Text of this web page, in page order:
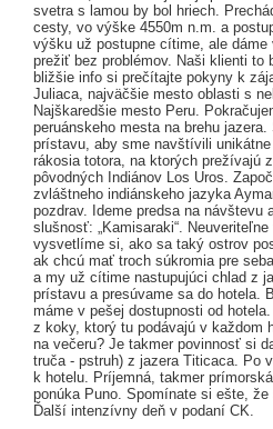
svetra s lamou by bol hriech.
cesty, vo výške 4550m n.m. a
výšku už postupne cítime, ale dáme
prežiť bez problémov. Naši klienti
bližšie info si prečítajte pokyny k
Juliaca, najväčšie mesto oblasti s
Najškaredšie mesto Peru.
peruánskeho mesta na brehu
prístavu, aby sme navštívili
rákosia totora, na ktorých prežívajú
pôvodných Indiánov Los Uros.
zvláštneho indiánskeho jazyka
pozdrav. Ideme predsa na návštevu
slušnosť: „Kamisaraki“.
vysvetlíme si, ako sa taký ostrov
ak chcú mať troch súkromia pre
a my už cítime nastupujúci chlad z
prístavu a presúvame sa do hotela.
máme v pešej dostupnosti od
z koky, ktorý tu podávajú v každom
na večeru? Je takmer povinnosť si
truča - pstruh) z jazera Titicaca. Po
k hotelu. Príjemná, takmer
ponúka Puno. Spomínate si ešte,
Ďalší intenzívny deň v podaní CK.